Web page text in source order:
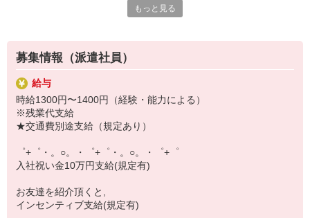
事務、経理、データ入力、コールセンター、受付
▼工場・製造・軽作業系
機械/食品製造・梱包・仕分け・加工・組立・検査
▼美容系
眉毛サロンのアイブロウ・ネイリスト・エステ
▼営業・販売
法人営業・アパレル販売・個別指導塾・人材紹介
▼人気案件も多数♪
短期・期間限定・オープニング・官公庁案件
上場/優良/大手企業など
【スマホ面接実施中】
￣￣￣￣￣￣￣￣￣
自宅に居ながらスマホでカンタン面接OK！
満足度◎
■携帯やインターネット販売業務
docomo(ドコモ)/au(エーユー)・KDDI/softbank(ソフトバンク)など
の大手キャリアから
ワイモバイル(Y!mobille)、楽天モバイル、UQなど格安スマホまで幅
広く紹介可能♪
もっと見る
募集情報（派遣社員）
給与
時給1300円〜1400円（経験・能力による）
※残業代支給
★交通費別途支給（規定あり）
゜+゜・。○。・゜+゜・。○。・゜+゜
入社祝い金10万円支給(規定有)
お友達を紹介頂くと,
インセンティブ支給(規定有)